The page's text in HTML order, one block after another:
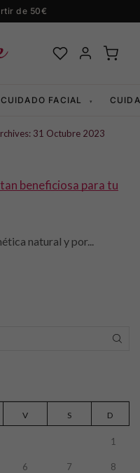
de 50€
CUIDADO FACIAL ▾
31 Octubre 2023
beneficiosa para tu
natural y por...
V S D
1
6 7 8